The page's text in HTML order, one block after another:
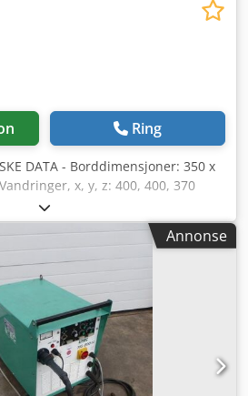
Ring
DATA - Borddimensjoner: 350 x
x, y, z: 400, 400, 370
50 - 2240 [o/min.] - Rapidfeed-
0 - 630 [mm/min.] Cjdpfx
- 3-akset display HEIDENHAIN -
Annonse